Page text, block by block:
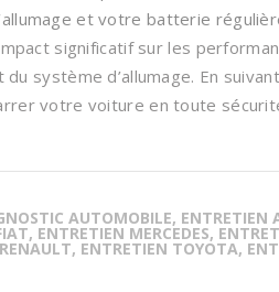
et votre batterie
significatif sur les
système d’allumage. En
votre voiture en toute
AUTOMOBILE, ENTRETIEN
ENTRETIEN MERCEDES,
ENTRETIEN TOYOTA,